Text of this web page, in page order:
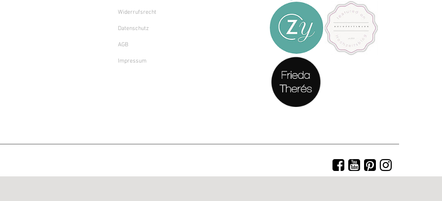
Widerrufsrecht
Datenschutz
AGB
Impressum